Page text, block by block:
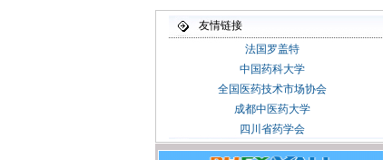
友情链接
法国罗盖特
中国药科大学
全国医药技术市场协会
成都中医药大学
四川省药学会